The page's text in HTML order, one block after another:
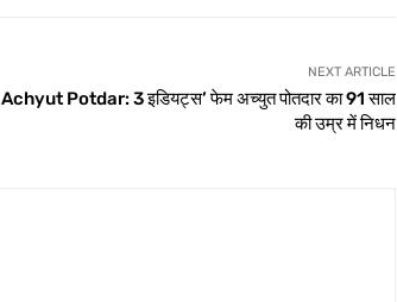
NEXT ARTICLE
Achyut Potdar: 3 इडियट्स’ फेम अच्युत पोतदार का 91 साल
की उम्र में निधन